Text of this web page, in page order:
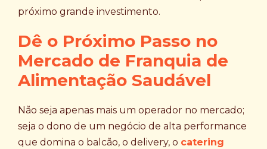
próximo grande investimento.
Dê o Próximo Passo no
Mercado de Franquia de
Alimentação Saudável
Não seja apenas mais um operador no mercado;
seja o dono de um negócio de alta performance
que domina o balcão, o delivery, o catering